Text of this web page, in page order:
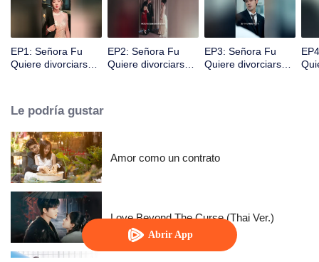
Abrir App
EP1: Señora Fu
Quiere divorciarse
EP2: Señora Fu
Quiere divorciarse
EP3: Señora Fu
Quiere divorciarse
Le podría gustar
Amor como un contrato
Love Beyond The Curse (Thai Ver.)